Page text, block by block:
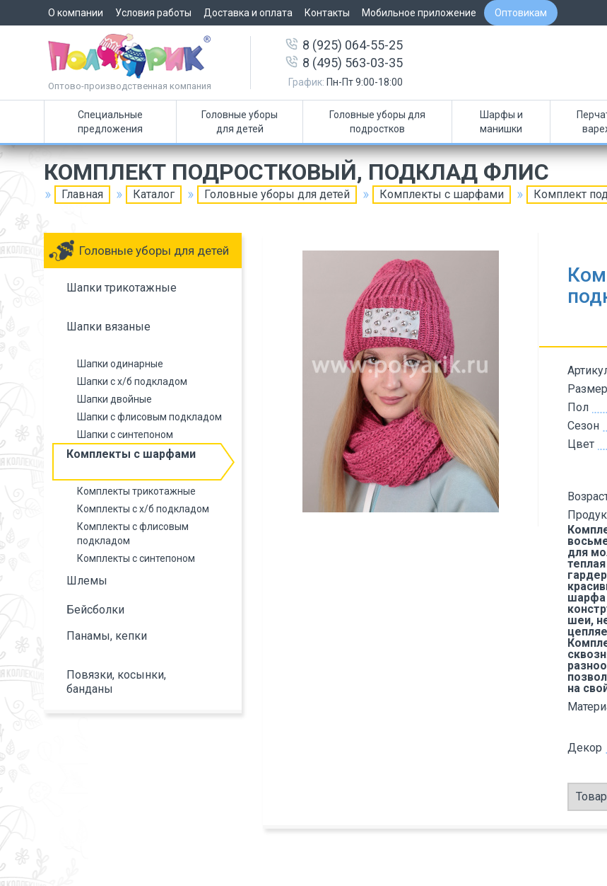
О компании Условия работы Доставка и оплата Контакты Мобильное приложение Оптовикам
Оптово-производственная компания
8 (925) 064-55-25
8 (495) 563-03-35
График: Пн-Пт 9:00-18:00
Специальные
предложения
Головные уборы
для детей
Головные уборы для
подростков
Шарфы и
манишки
КОМПЛЕКТ ПОДРОСТКОВЫЙ, ПОДКЛАД ФЛИС
Главная Каталог Головные уборы для детей Комплекты с шарфами Комплект
Головные уборы для детей
Шапки трикотажные
Шапки вязаные
Шапки одинарные
Шапки с х/б подкладом
Шапки двойные
Шапки с флисовым подкладом
Шапки с синтепоном
Комплекты с шарфами
Комплекты трикотажные
Комплекты с х/б подкладом
Комплекты с флисовым
подкладом
Комплекты с синтепоном
Шлемы
Бейсболки
Панамы, кепки
Повязки, косынки,
банданы
Размер
Пол
Сезон
Цвет
для
шарфа
шеи,
на
Декор